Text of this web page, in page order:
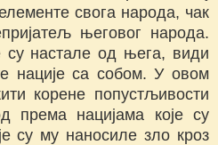
свога народа, чак
његовог народа.
су настале од њега, види
нације са собом. У овом
корене попустљивости
према нацијама које су
су му наносиле зло кроз